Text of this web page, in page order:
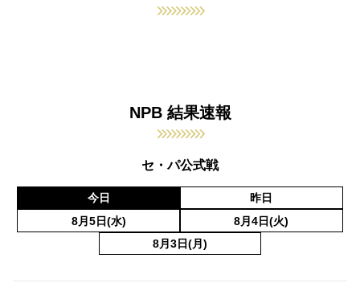
NPB 結果速報
セ・パ公式戦
今日
昨日
8月5日(水)
8月4日(火)
8月3日(月)